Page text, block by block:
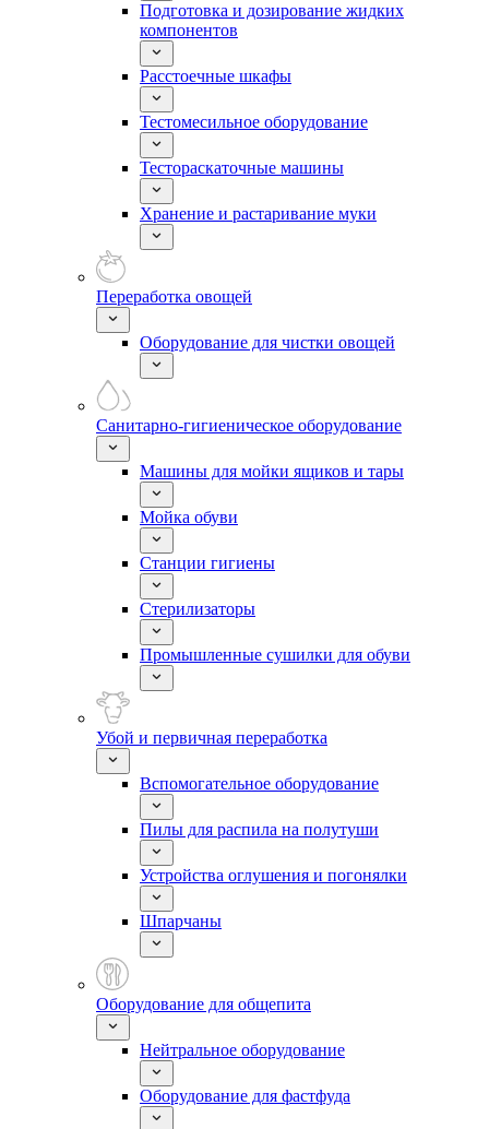
Подготовка и дозирование жидких
компонентов
Расстоечные шкафы
Тестомесильное оборудование
Тестораскаточные машины
Хранение и растаривание муки
Переработка овощей
Оборудование для чистки овощей
Санитарно-гигиеническое оборудование
Машины для мойки ящиков и тары
Мойка обуви
Станции гигиены
Стерилизаторы
Промышленные сушилки для обуви
Убой и первичная переработка
Вспомогательное оборудование
Пилы для распила на полутуши
Устройства оглушения и погонялки
Шпарчаны
Оборудование для общепита
Нейтральное оборудование
Оборудование для фастфуда